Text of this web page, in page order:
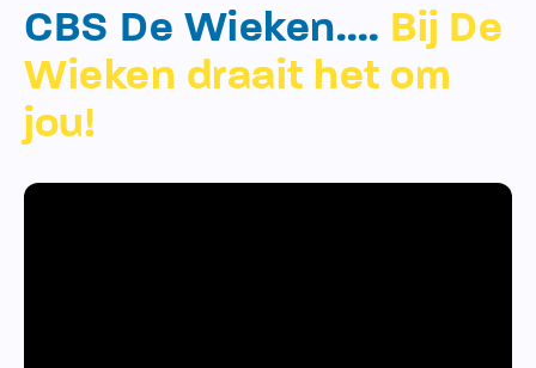
CBS De Wieken…. Bij De
Wieken draait het om
jou!